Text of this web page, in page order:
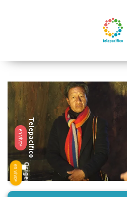
Telepacífico
en vivo
Origen
en vivo